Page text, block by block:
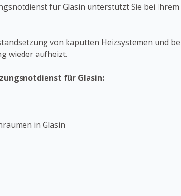
für Glasin unterstützt Sie bei
von kaputten Heizsystemen und
wieder aufheizt.
für Glasin:
in Glasin